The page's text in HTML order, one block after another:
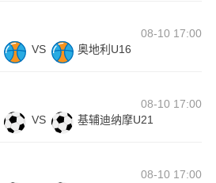
08-10 17:00
VS 奥地利U16
08-10 17:00
VS 基辅迪纳摩U21
08-10 17:00